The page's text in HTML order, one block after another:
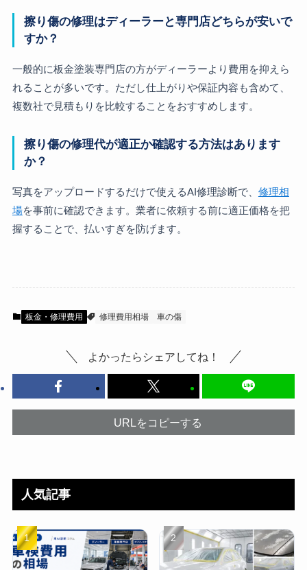
擦り傷の修理はディーラーと専門店どちらが安いで
すか？
一般的に板金塗装専門店の方がディーラーより費用を抑えら
れることが多いです。ただし仕上がりや保証内容も含めて、
複数社で見積もりを比較することをおすすめします。
擦り傷の修理代が適正か確認する方法はあります
か？
写真をアップロードするだけで使えるAI修理診断で、 修理相
場を事前に確認できます。業者に依頼する前に適正価格を把
握することで、払いすぎを防げます。
板金・修理費用 修理費用相場 車の傷
よかったらシェアしてね！
URLをコピーする
人気記事